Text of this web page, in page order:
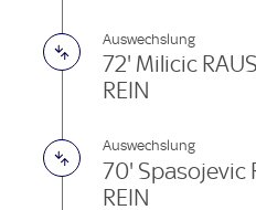
Auswechslung
72' Milicic
REIN
Auswechslung
70' Spasojevic
REIN